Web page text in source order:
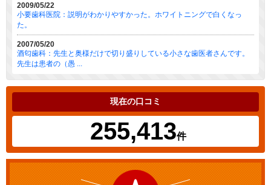
2009/05/22
小要歯科医院：説明がわかりやすかった。ホワイトニングで白くなっ
た。
2007/05/20
酒匂歯科：先生と奥様だけで切り盛りしている小さな歯医者さんです。
先生は患者の（愚 ...
現在の口コミ
255,413件